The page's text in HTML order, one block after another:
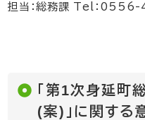
担当：総務課 Tel：
「第1次身延町
(案)」に関する